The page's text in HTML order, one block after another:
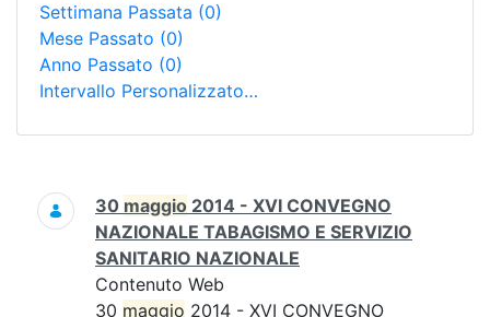
Settimana Passata (0)
Mese Passato (0)
Anno Passato (0)
Intervallo Personalizzato…
Ricerca
30 maggio 2014 - XVI CONVEGNO
NAZIONALE TABAGISMO E SERVIZIO
SANITARIO NAZIONALE
Contenuto Web
30 maggio 2014 - XVI CONVEGNO